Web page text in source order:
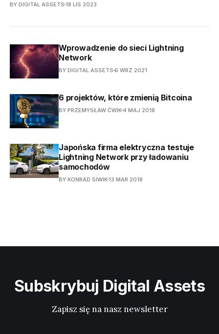
BY DIGITAL ASSETS 18 LIS 2023
Wprowadzenie do sieci Lightning
Network
BY DIGITAL ASSETS 6 WRZ 2021
6 projektów, które zmienią Bitcoina
BY PRZEMYSŁAW ĆWIK4 MAJ 2018
Japońska firma elektryczna testuje
Lightning Network przy ładowaniu
samochodów
BY KONRAD SIWIK 13 MAR 2018
Subskrybuj Digital Assets
Zapisz się na nasz newsletter